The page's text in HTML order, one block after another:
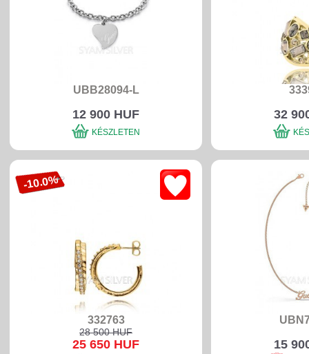
UBB28094-L
12 900 HUF
KÉSZLETEN
32
332763
28 500 HUF
25 650 HUF
-10.0%
15